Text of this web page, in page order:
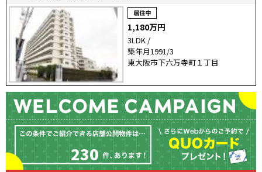
1,180万円
3LDK /
築年月1991/3
東大阪市下六万寺町１丁目
230